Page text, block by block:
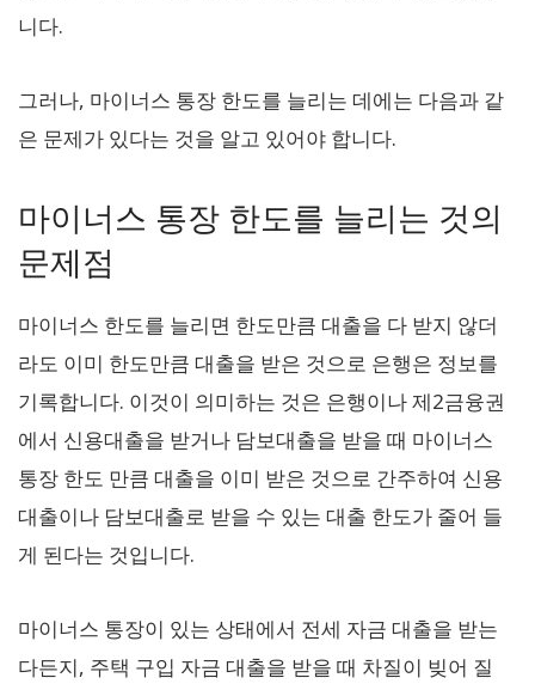
니다.
그러나, 마이너스 통장 한도를 늘리는 데에는 다음과 같
은 문제가 있다는 것을 알고 있어야 합니다.
마이너스 통장 한도를 늘리는 것의
문제점
마이너스 한도를 늘리면 한도만큼 대출을 다 받지 않더
라도 이미 한도만큼 대출을 받은 것으로 은행은 정보를
기록합니다. 이것이 의미하는 것은 은행이나 제2금융권
에서 신용대출을 받거나 담보대출을 받을 때 마이너스
통장 한도 만큼 대출을 이미 받은 것으로 간주하여 신용
대출이나 담보대출로 받을 수 있는 대출 한도가 줄어 들
게 된다는 것입니다.
마이너스 통장이 있는 상태에서 전세 자금 대출을 받는
다든지, 주택 구입 자금 대출을 받을 때 차질이 빚어 질